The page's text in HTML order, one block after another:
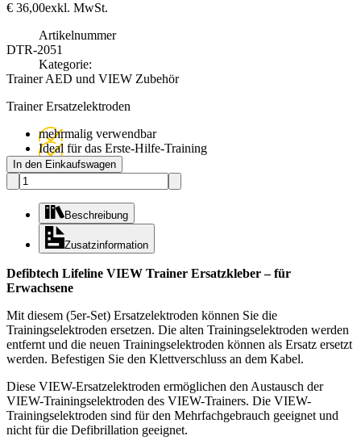
€ 36,00exkl. MwSt.
Artikelnummer
DTR-2051
Kategorie:
Trainer AED und VIEW Zubehör
Trainer Ersatzelektroden
mehrmalig verwendbar
Ideal für das Erste-Hilfe-Training
In den Einkaufswagen
Beschreibung
Zusatzinformation
Defibtech Lifeline VIEW Trainer Ersatzkleber – für
Erwachsene
Mit diesem (5er-Set) Ersatzelektroden können Sie die
Trainingselektroden ersetzen. Die alten Trainingselektroden werden
entfernt und die neuen Trainingselektroden können als Ersatz ersetzt
werden. Befestigen Sie den Klettverschluss an dem Kabel.
Diese VIEW-Ersatzelektroden ermöglichen den Austausch der
VIEW-Trainingselektroden des VIEW-Trainers. Die VIEW-
Trainingselektroden sind für den Mehrfachgebrauch geeignet und
nicht für die Defibrillation geeignet.